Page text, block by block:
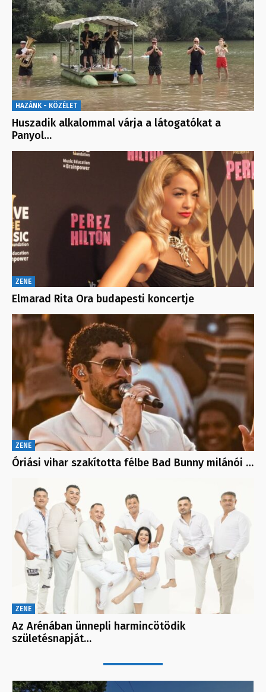
HAZÁNK - KÖZÉLET
Huszadik alkalommal várja a látogatókat a
Panyol…
ZENE
Elmarad Rita Ora budapesti koncertje
ZENE
Óriási vihar szakította félbe Bad Bunny milánói …
ZENE
Az Arénában ünnepli harmincötödik
születésnapját…